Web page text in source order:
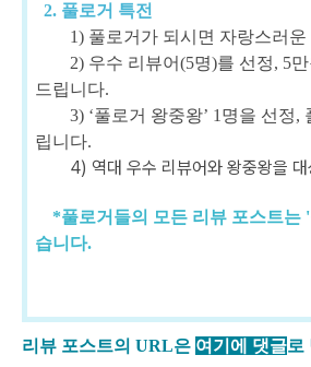
2. 풀로거 특전
1) 풀로거가 되시면 자랑스러운
2) 우수 리뷰어(5명)를 선정, 5만
드립니다.
3) ‘풀로거 왕중왕’ 1명을 선정,
립니다.
4) 역대 우수 리뷰어와 왕중왕을 대
*풀로거들의 모든 리뷰 포스트는
습니다.
리뷰 포스트의 URL은 여기에 댓글로